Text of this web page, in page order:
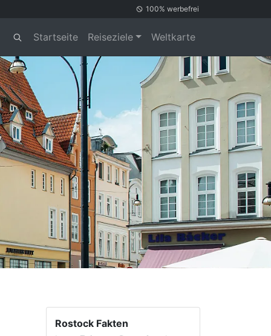
100% werbefrei
Startseite Reiseziele Weltkarte
Rostock Fakten